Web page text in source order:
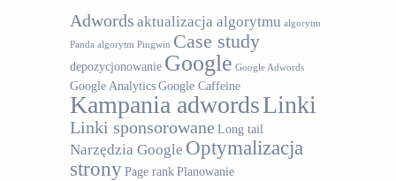
Adwords aktualizacja algorytmu algorytm
Panda algorytm Pingwin Case study
depozycjonowanie Google Google Adwords
Google AnalyticsGoogle Caffeine
Kampania adwordsLinki
Linki sponsorowane Long tail
Narzędzia Google Optymalizacja
stronyPage rankPlanowanie